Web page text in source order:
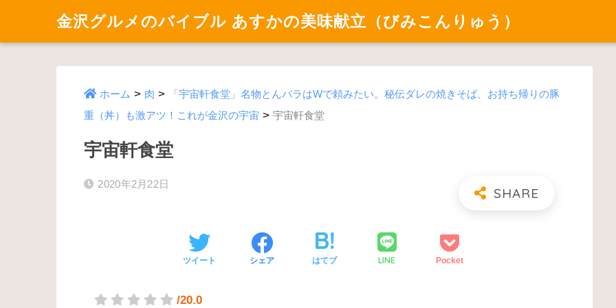
金沢グルメのバイブル あすかの美味献立（びみこんりゅう）
ホーム > 肉 >
「宇宙軒食堂」名物とんバラはWで頼みたい。秘伝ダレの焼きそば、お持ち帰りの豚
重（丼）も激アツ！これが金沢の宇宙 > 宇宙軒食堂
宇宙軒食堂
2020年2月22日
ツイート シェア はてブ LINE Pocket
/20.0